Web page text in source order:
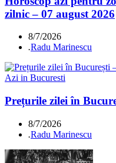
zilnic – 07 august 2026
8/7/2026
.Radu Marinescu
Azi in Bucuresti
Prețurile zilei în
8/7/2026
.Radu Marinescu